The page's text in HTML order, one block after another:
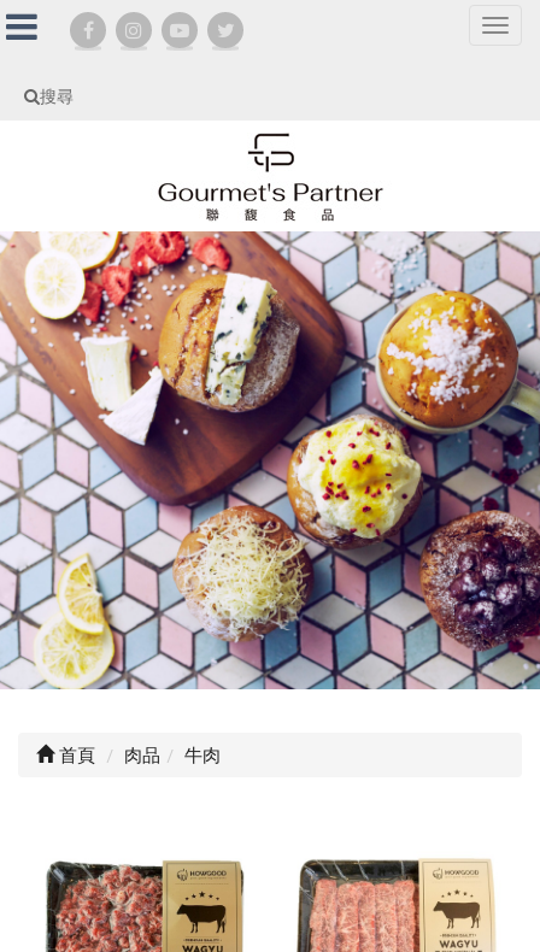
搜尋
選
首頁 肉品 牛肉